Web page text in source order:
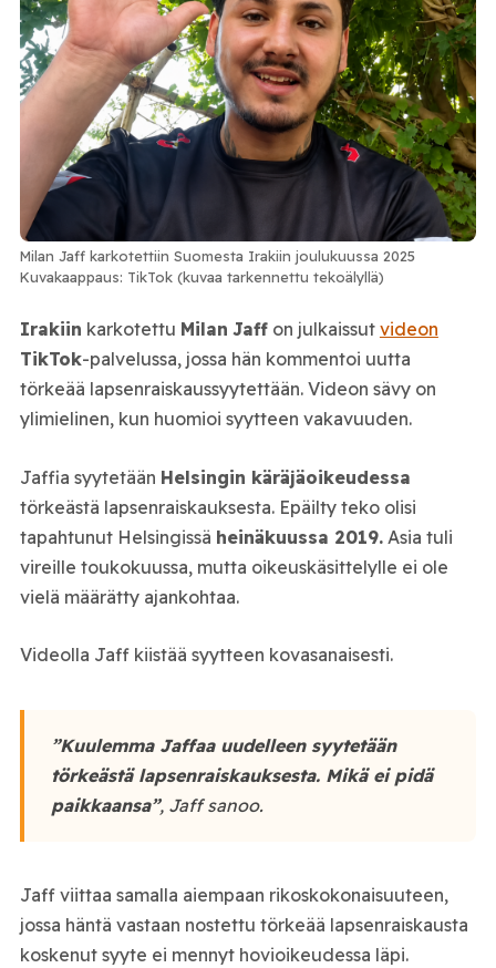
Milan Jaff karkotettiin Suomesta Irakiin joulukuussa 2025
Kuvakaappaus: TikTok (kuvaa tarkennettu tekoälyllä)
Irakiin karkotettu Milan Jaffon julkaissut videon
TikTok-palvelussa, jossa hän kommentoi uutta
törkeää lapsenraiskaussyytettään. Videon sävy on
ylimielinen, kun huomioi syytteen vakavuuden.
Jaffia syytetään Helsingin käräjäoikeudessa
törkeästä lapsenraiskauksesta. Epäilty teko olisi
tapahtunut Helsingissä heinäkuussa 2019.Asia tuli
vireille toukokuussa, mutta oikeuskäsittelylle ei ole
vielä määrätty ajankohtaa.
Videolla Jaff kiistää syytteen kovasanaisesti.
”Kuulemma Jaffaa uudelleen syytetään
törkeästä lapsenraiskauksesta. Mikä ei pidä
paikkaansa”, Jaff sanoo.
Jaff viittaa samalla aiempaan rikoskokonaisuuteen,
jossa häntä vastaan nostettu törkeää lapsenraiskausta
koskenut syyte ei mennyt hovioikeudessa läpi.